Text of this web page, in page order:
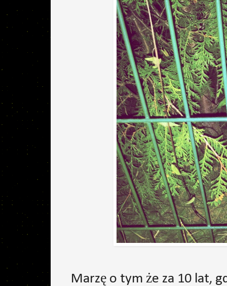
Marzę o tym że za 10 lat,